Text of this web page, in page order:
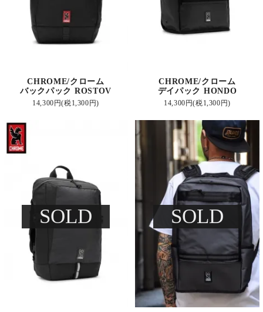
CHROME/クローム
バックパック ROSTOV
14,300円(税1,300円)
CHROME/クローム
デイパック HONDO
14,300円(税1,300円)
SOLD SOLD